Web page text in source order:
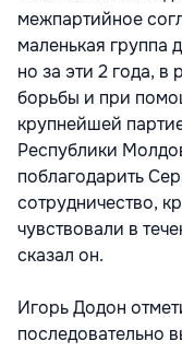
межпартийное
маленькая группа
но за эти 2 года, в
борьбы и при
крупнейшей
Республики
поблагодарить
сотрудничество,
чувствовали в
сказал он.
Игорь Додон
последовательно